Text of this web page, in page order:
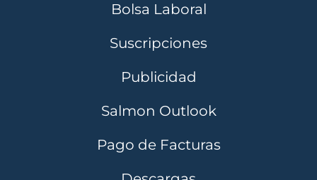
Bolsa Laboral
Suscripciones
Publicidad
Salmon Outlook
Pago de Facturas